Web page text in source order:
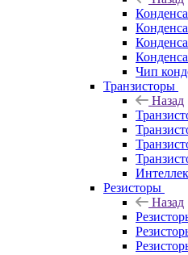
Чип
Транзисторы
Назад
Резисторы
Назад